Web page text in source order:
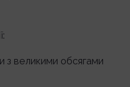
з великими обсягами